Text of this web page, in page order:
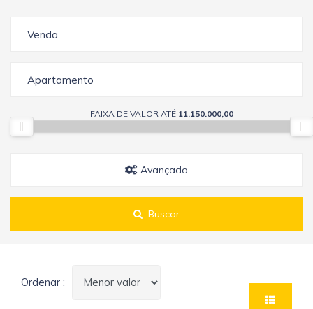
Venda
Apartamento
FAIXA DE VALOR ATÉ 11.150.000,00
Avançado
Buscar
Ordenar :